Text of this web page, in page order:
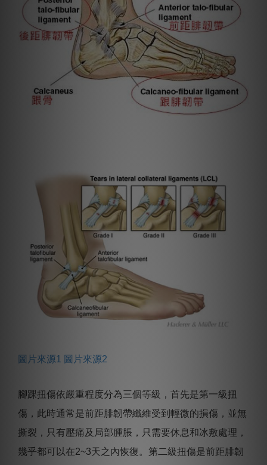
圖片來源1 圖片來源2
腳踝扭傷依嚴重程度分為三個等級，首先是第一級扭
傷，此時通常是前距腓韌帶纖維受到輕微的損傷，並無
撕裂，只有壓痛及局部腫脹，只需要休息和冰敷處理，
幾乎都可以在2~3天之內恢復。第二級扭傷是前距腓韌